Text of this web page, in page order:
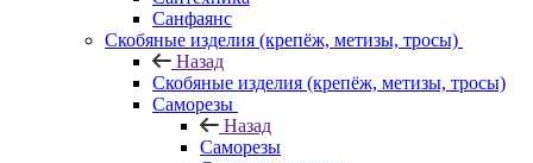
Санфаянс
Скобяные изделия (крепёж, метизы, тросы)
Назад
Скобяные изделия (крепёж, метизы, тросы)
Саморезы
Назад
Саморезы